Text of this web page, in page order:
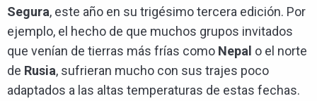
Segura, este año en su trigésimo tercera edición. Por
ejemplo, el hecho de que muchos grupos invitados
que venían de tierras más frías como Nepal o el norte
de Rusia, sufrieran mucho con sus trajes poco
adaptados a las altas temperaturas de estas fechas.